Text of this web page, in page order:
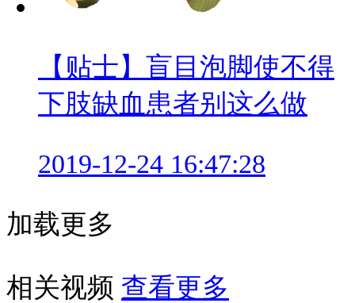
【贴士】盲目泡脚使不得
下肢缺血患者别这么做
2019-12-24 16:47:28
加载更多
相关视频 查看更多